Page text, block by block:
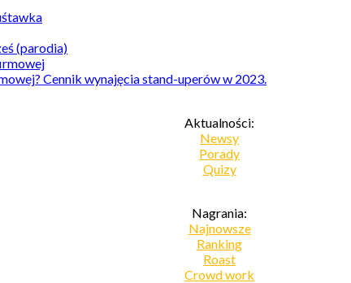
(parodia)
Cennik wynajęcia stand-uperów w 2023.
Aktualności:
Newsy
Porady
Quizy
Nagrania:
Najnowsze
Ranking
Roast
Crowd work